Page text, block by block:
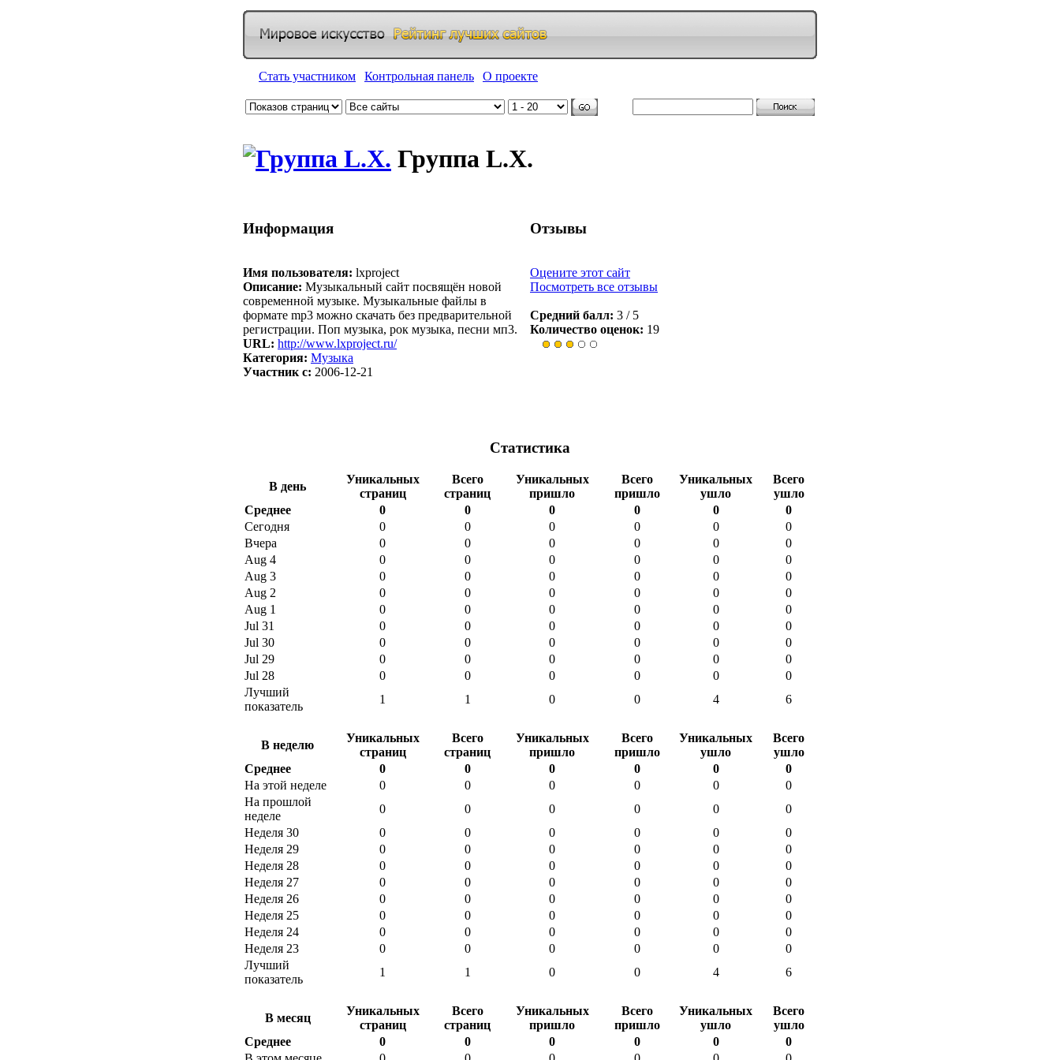
Стать участником Контрольная панель О проекте
Группа L.X.
Информация
Имя пользователя: lxproject
Описание: Музыкальный сайт посвящён новой
современной музыке. Музыкальные файлы в
формате mp3 можно скачать без предварительной
регистрации. Поп музыка, рок музыка, песни мп3.
URL: http://www.lxproject.ru/
Категория: Музыка
Участник с: 2006-12-21
Отзывы
Оцените этот сайт
Посмотреть все отзывы
Средний балл: 3 / 5
Количество оценок: 19
Статистика
В день
Уникальных
страниц
Всего
страниц
Уникальных
пришло
Всего
пришло
Уникальных
ушло
Всего
ушло
Среднее
0 0 0 0 0
0
Сегодня
0 0 0 0 0
0
Вчера
0 0 0 0 0
0
Aug 4
0 0 0 0 0
0
Aug 3
0 0 0 0 0
0
Aug 2
0 0 0 0 0
0
Aug 1
0 0 0 0 0
0
Jul 31
0 0 0 0 0
0
Jul 30
0 0 0 0 0
0
Jul 29
0 0 0 0 0
0
Jul 28
0 0 0 0 0
0
Лучший
показатель
1 1 0 0 4 6
В неделю
Уникальных
страниц
Всего
страниц
Уникальных
пришло
Всего
пришло
Уникальных
ушло
Всего
ушло
Среднее
0 0 0 0 0
0
На этой неделе
0 0 0 0 0
0
На прошлой
неделе
0 0 0 0 0
0
Неделя 30
0 0 0 0 0
0
Неделя 29
0 0 0 0 0
0
Неделя 28
0 0 0 0 0
0
Неделя 27
0 0 0 0 0
0
Неделя 26
0 0 0 0 0
0
Неделя 25
0 0 0 0 0
0
Неделя 24
0 0 0 0 0
0
Неделя 23
0 0 0 0 0
0
Лучший
показатель
1 1 0 0 4 6
В месяц
Уникальных
страниц
Всего
страниц
Уникальных
пришло
Всего
пришло
Уникальных
ушло
Всего
ушло
Среднее
0 0 0 0 0
0